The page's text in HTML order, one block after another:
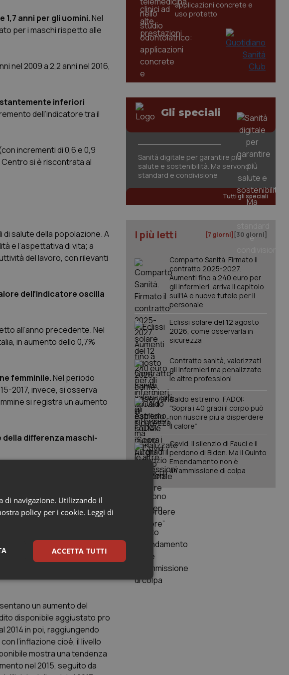
1,7 anni per gli uomini.Nel
per i maschi rispetto alle
nel 2009 a 2,2 anni nel 2016,
inferiori
dell’indicatore tra il
incrementi di 0,6 e 0,9
si è riscontrata al
di salute della popolazione. A
e l’aspettativa di vita; a
del lavoro, con rilevanti
dell’indicatore oscilla
all’anno precedente. Nel
in aumento dello 0,7%
femminile.Nel periodo
2017, invece, si osserva
si registra un aumento
differenza maschi-
triennio 2015-2017 la
(da 42,4 a 40,7). Al
la prima volta, nel Nord
un aumento del
disponibile aggiustato pro
in poi, raggiungendo
l’inflazione cioè, il livello
mostra una tendenza
nel 2015, seguito da
applicazioni concrete e
uso protetto
Gli speciali
Sanità digitale per garantire più
salute e sostenibilità. Ma servono
standard e condivisione
Tutti gli speciali
I più letti [7 giorni] [30 giorni]
Comparto Sanità. Firmato il
contratto 2025-2027.
Aumenti fino a 240 euro per
gli infermieri, arriva il capitolo
sull'IA e nuove tutele per il
personale
Eclissi solare del 12 agosto
2026, come osservarla in
sicurezza
Contratto sanità, valorizzati
gli infermieri ma penalizzate
le altre professioni
Caldo estremo, FADOI:
“Sopra i 40 gradi il corpo può
non riuscire più a disperdere
il calore”
Covid. Il silenzio di Fauci e il
perdono di Biden. Ma il Quinto
Emendamento non è
un’ammissione di colpa
di navigazione. Utilizzando il
policy per i cookie. Leggi di
ACCETTA TUTTI
Marketing
di base quali la navigazione sulle pagine